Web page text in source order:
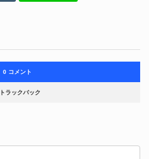
0 コメント
ラックバック